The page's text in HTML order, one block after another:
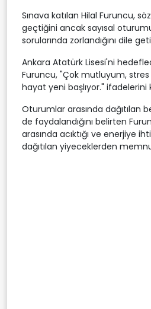
Sınava katılan Hilal Furuncu,
geçtiğini ancak sayısal
sorularında zorlandığını dile
Ankara Atatürk Lisesi'ni
Furuncu, "Çok mutluyum, stres
hayat yeni başlıyor." ifadelerini
Oturumlar arasında dağıtılan
de faydalandığını belirten
arasında acıktığı ve enerjiye
dağıtılan yiyeceklerden